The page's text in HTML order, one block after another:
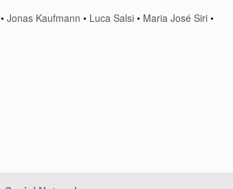
•Jonas Kaufmann • Luca Salsi • Maria José Siri •